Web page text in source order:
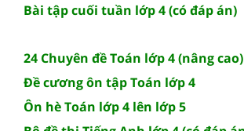
Bài tập cuối tuần lớp 4 (có đáp án)
24 Chuyên đề Toán lớp 4 (nâng cao)
Đề cương ôn tập Toán lớp 4
Ôn hè Toán lớp 4 lên lớp 5